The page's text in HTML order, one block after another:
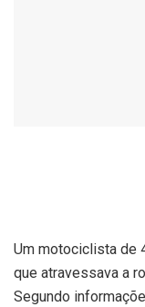
Um motociclista de
que atravessava a
Segundo